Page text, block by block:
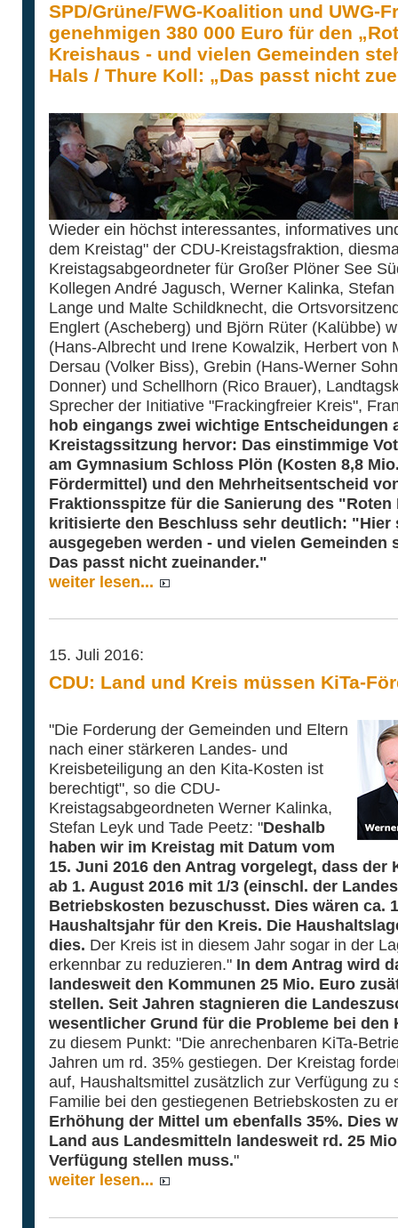
SPD/Grüne/FWG-Koalition und UWG-
genehmigen 380 000 Euro für den
Kreishaus - und vielen Gemeinden
Hals / Thure Koll: „Das passt nicht
Wieder ein höchst interessantes, informatives
dem Kreistag" der CDU-Kreistagsfraktion,
Kreistagsabgeordneter für Großer Plöner See
Kollegen André Jagusch, Werner Kalinka,
Lange und Malte Schildknecht, die
Englert (Ascheberg) und Björn Rüter (Kalübbe)
(Hans-Albrecht und Irene Kowalzik, Herbert von
Dersau (Volker Biss), Grebin (Hans-Werner
Donner) und Schellhorn (Rico Brauer),
Sprecher der Initiative "Frackingfreier Kreis",
hob eingangs zwei wichtige Entscheidungen
Kreistagssitzung hervor: Das einstimmige
am Gymnasium Schloss Plön (Kosten 8,8
Fördermittel) und den Mehrheitsentscheid
Fraktionsspitze für die Sanierung des
kritisierte den Beschluss sehr deutlich: "Hier
ausgegeben werden - und vielen Gemeinden
Das passt nicht zueinander."
weiter lesen...
15. Juli 2016:
CDU: Land und Kreis müssen KiTa-
"Die Forderung der Gemeinden und Eltern
nach einer stärkeren Landes- und
Kreisbeteiligung an den Kita-Kosten ist
berechtigt", so die CDU-
Kreistagsabgeordneten Werner Kalinka,
Stefan Leyk und Tade Peetz: "Deshalb
haben wir im Kreistag mit Datum vom
15. Juni 2016 den Antrag vorgelegt, dass der
ab 1. August 2016 mit 1/3 (einschl. der
Betriebskosten bezuschusst. Dies wären ca.
Haushaltsjahr für den Kreis. Die
dies. Der Kreis ist in diesem Jahr sogar in der
erkennbar zu reduzieren." In dem Antrag wird
landesweit den Kommunen 25 Mio. Euro
stellen. Seit Jahren stagnieren die
wesentlicher Grund für die Probleme bei den
zu diesem Punkt: "Die anrechenbaren KiTa-
Jahren um rd. 35% gestiegen. Der Kreistag
auf, Haushaltsmittel zusätzlich zur Verfügung zu
Familie bei den gestiegenen Betriebskosten zu
Erhöhung der Mittel um ebenfalls 35%. Dies
Land aus Landesmitteln landesweit rd. 25
Verfügung stellen muss."
weiter lesen...